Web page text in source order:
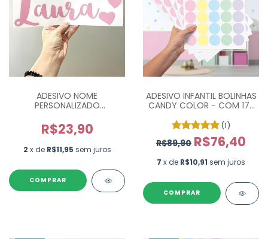
ADESIVO NOME
PERSONALIZADO
CORAÇÃO
R$23,90
2 x de R$11,95 sem juros
ADESIVO INFANTIL BOLINHAS
CANDY COLOR - COM 175
(1)
R$89,90 R$76,40
7 x de R$10,91 sem juros
COMPRAR